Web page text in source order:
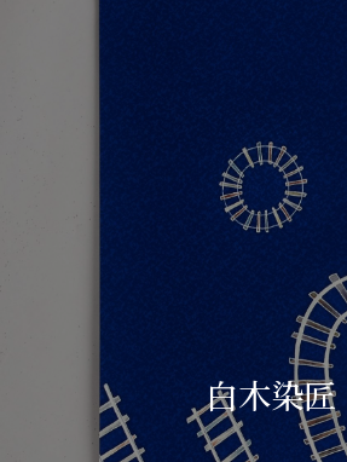
白木染匠